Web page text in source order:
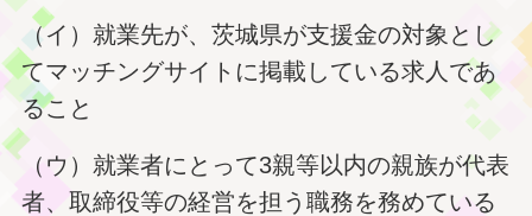
（イ）就業先が、茨城県が支援金の対象とし
てマッチングサイトに掲載している求人であ
ること
（ウ）就業者にとって3親等以内の親族が代表
者、取締役等の経営を担う職務を務めている